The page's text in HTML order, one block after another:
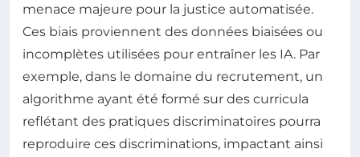
menace majeure pour la justice automatisée.
Ces biais proviennent des données biaisées ou
incomplètes utilisées pour entraîner les IA. Par
exemple, dans le domaine du recrutement, un
algorithme ayant été formé sur des curricula
reflétant des pratiques discriminatoires pourra
reproduire ces discriminations, impactant ainsi